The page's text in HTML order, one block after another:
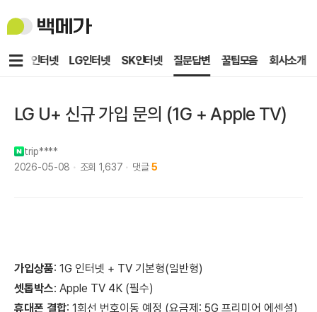
백
메
KT인터넷 LG인터넷 SK인터넷 질문답변 꿀팁모음 회사소개
메
LG U+ 신규 가입 문의 (1G + Apple TV)
trip****
2026-05-08
조회 1,637 댓글 5
가입상품: 1G 인터넷 + TV 기본형(일반형)
셋톱박스: Apple TV 4K (필수)
휴대폰 결합: 1회선 번호이동 예정 (요금제: 5G 프리미어 에센셜)